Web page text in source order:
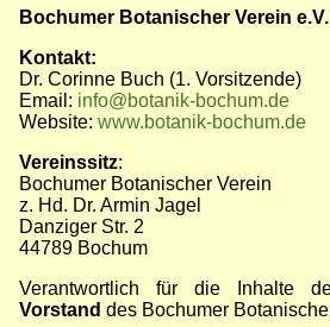
Bochumer Botanischer Verein e.V.
Kontakt:
Dr. Corinne Buch (1. Vorsitzende)
Email: info@botanik-bochum.de
Website: www.botanik-bochum.de
Vereinssitz:
Bochumer Botanischer Verein
z. Hd. Dr. Armin Jagel
Danziger Str. 2
44789 Bochum
Verantwortlich für die Inhalte
Vorstand des Bochumer